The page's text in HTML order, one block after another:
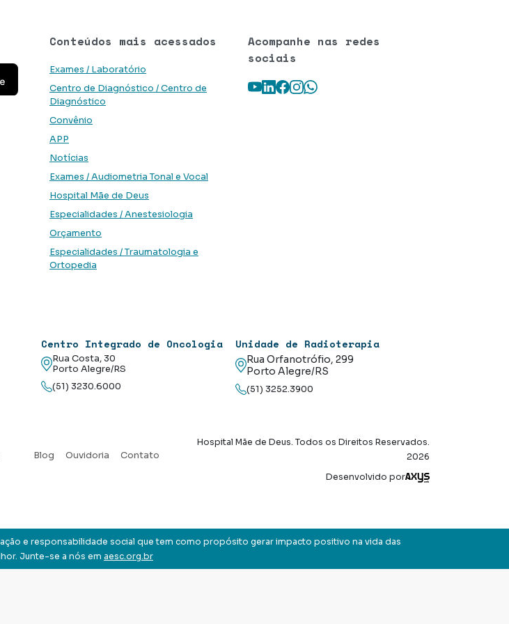
Conteúdos mais acessados
Exames / Laboratório
Centro de Diagnóstico / Centro de
Diagnóstico
Convênio
APP
Notícias
Exames / Audiometria Tonal e Vocal
Hospital Mãe de Deus
Especialidades / Anestesiologia
Orçamento
Especialidades / Traumatologia e
Ortopedia
na App Store
Acompanhe nas redes
sociais
Youtube
LinkedIn
Facebook
Instagram
WhatsApp
Centro Integrado de Oncologia
Rua Costa, 30
Porto Alegre/RS
(51) 3230.6000
Unidade de Radioterapia
Rua Orfanotrófio, 299
Porto Alegre/RS
(51) 3252.3900
Blog Ouvidoria Contato
Hospital Mãe de Deus. Todos os Direitos Reservados.
2026
Desenvolvido por
Axysweb
e responsabilidade social que tem como propósito gerar impacto positivo na vida das
Junte-se a nós em aesc.org.br